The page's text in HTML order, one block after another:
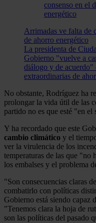
Arrimadas ve falta de
de ahorro energético
La presidenta de
Gobierno "vuelve a
diálogo y de acuerdo"
extraordinarias de
No obstante, Rodríguez ha
prolongar la vida útil de las
partido no es que esté "en
Y ha recordado que este
cambio climático y el
ver la virulencia de los
temperaturas de las que "no
los embalses y el problema
"Son consecuencias claras
combatirlo con políticas
Gobierno está siendo capaz
"Tenemos clara la hoja de
son las políticas del pasado